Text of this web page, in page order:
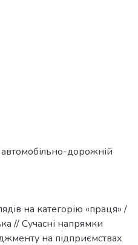
дорожній
на категорію «праця» /
// Сучасні напрямки
на підприємствах